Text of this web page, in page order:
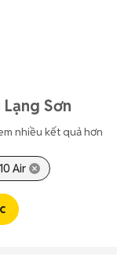
Sơn
nhiều kết quả hơn
Air